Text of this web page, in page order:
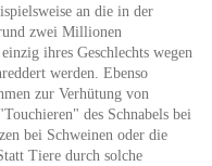
an die in der
zwei Millionen
ihres Geschlechts wegen
werden. Ebenso
zur Verhütung von
des Schnabels bei
bei Schweinen oder die
Tiere durch solche